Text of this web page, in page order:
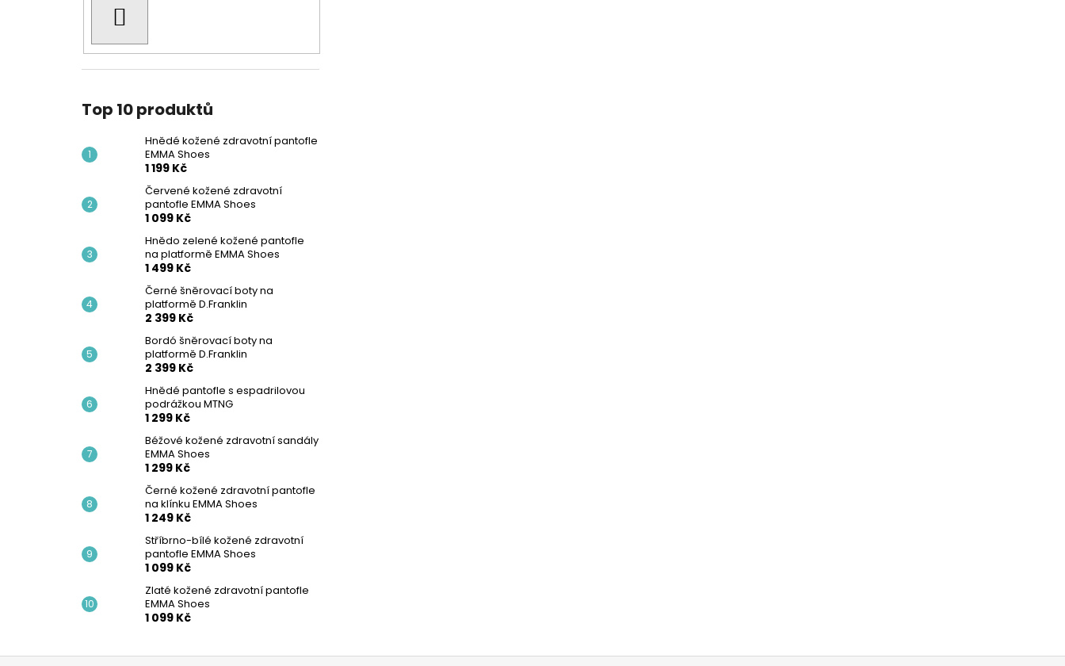
Top 10 produktů
Hnědé kožené zdravotní pantofle
EMMA Shoes
1 199 Kč
Červené kožené zdravotní
pantofle EMMA Shoes
1 099 Kč
Hnědo zelené kožené pantofle
na platformě EMMA Shoes
1 499 Kč
Černé šněrovací boty na
platformě D.Franklin
2 399 Kč
Bordó šněrovací boty na
platformě D.Franklin
2 399 Kč
Hnědé pantofle s espadrilovou
podrážkou MTNG
1 299 Kč
Béžové kožené zdravotní sandály
EMMA Shoes
1 299 Kč
Černé kožené zdravotní pantofle
na klínku EMMA Shoes
1 249 Kč
Stříbrno-bílé kožené zdravotní
pantofle EMMA Shoes
1 099 Kč
Zlaté kožené zdravotní pantofle
EMMA Shoes
1 099 Kč